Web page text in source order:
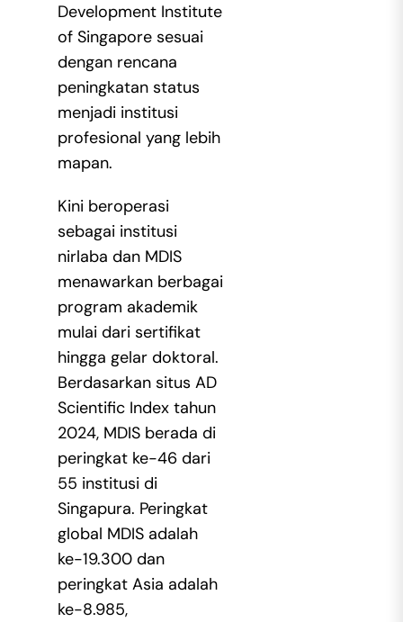
Development Institute
of Singapore sesuai
dengan rencana
peningkatan status
menjadi institusi
profesional yang lebih
mapan.
Kini beroperasi
sebagai institusi
nirlaba dan MDIS
menawarkan berbagai
program akademik
mulai dari sertifikat
hingga gelar doktoral.
Berdasarkan situs AD
Scientific Index tahun
2024, MDIS berada di
peringkat ke-46 dari
55 institusi di
Singapura. Peringkat
global MDIS adalah
ke-19.300 dan
peringkat Asia adalah
ke-8.985,